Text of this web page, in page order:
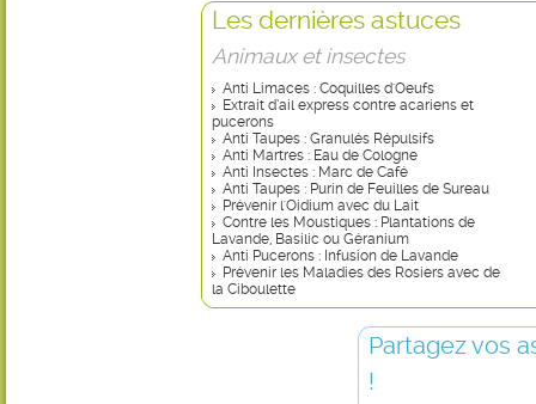
Les dernières astuces
Animaux et insectes
Anti Limaces : Coquilles d'Oeufs
Extrait d’ail express contre acariens et
pucerons
Anti Taupes : Granulés Répulsifs
Anti Martres : Eau de Cologne
Anti Insectes : Marc de Café
Anti Taupes : Purin de Feuilles de Sureau
Prévenir l'Oidium avec du Lait
Contre les Moustiques : Plantations de
Lavande, Basilic ou Géranium
Anti Pucerons : Infusion de Lavande
Prévenir les Maladies des Rosiers avec de
la Ciboulette
Partagez vos
!